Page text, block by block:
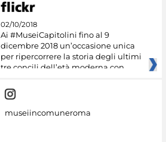
02/10/2018
Ai #MuseiCapitolini fino al 9
dicembre 2018 un’occasione unica
per ripercorrere la storia degli ultimi
tre concili dell’età moderna con
museiincomuneroma